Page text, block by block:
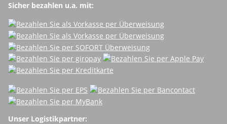
Sicher bezahlen u.a. mit:
Unser Logistikpartner: